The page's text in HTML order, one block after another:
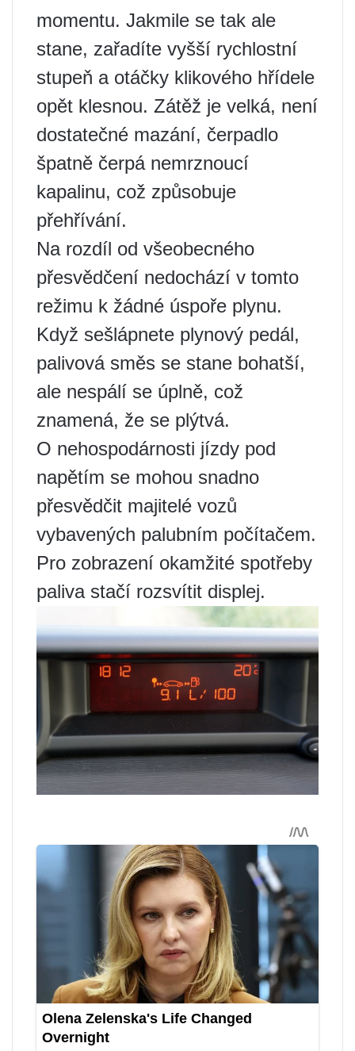
momentu. Jakmile se tak ale
stane, zařadíte vyšší rychlostní
stupeň a otáčky klikového hřídele
opět klesnou. Zátěž je velká, není
dostatečné mazání, čerpadlo
špatně čerpá nemrznoucí
kapalinu, což způsobuje
přehřívání.
Na rozdíl od všeobecného
přesvědčení nedochází v tomto
režimu k žádné úspoře plynu.
Když sešlápnete plynový pedál,
palivová směs se stane bohatší,
ale nespálí se úplně, což
znamená, že se plýtvá.
O nehospodárnosti jízdy pod
napětím se mohou snadno
přesvědčit majitelé vozů
vybavených palubním počítačem.
Pro zobrazení okamžité spotřeby
paliva stačí rozsvítit displej.